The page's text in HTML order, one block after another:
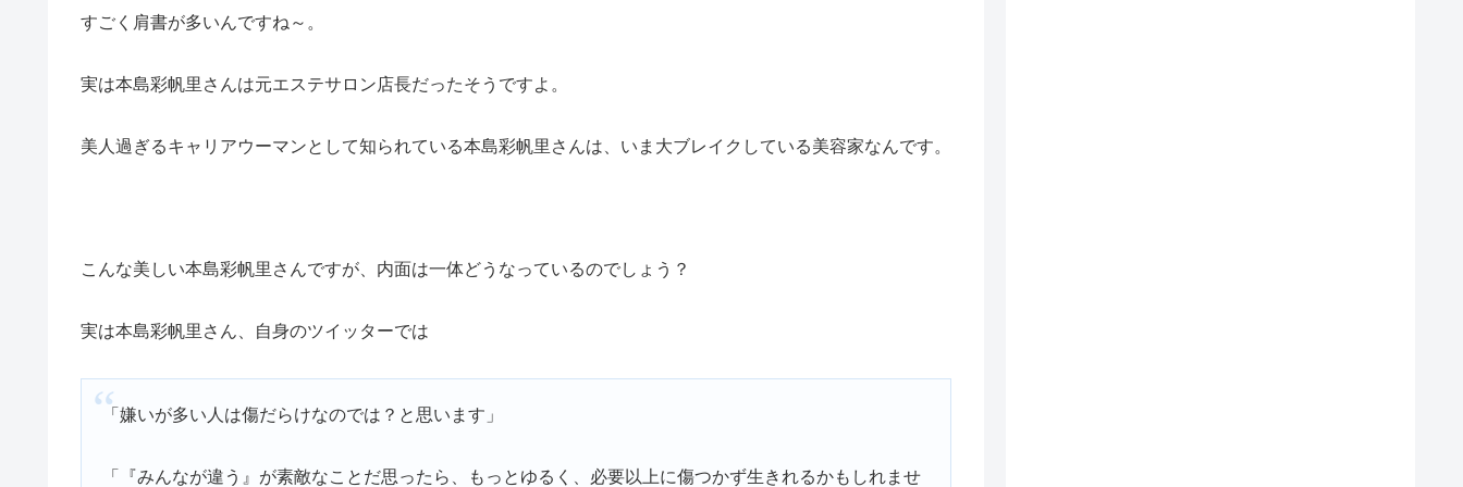
すごく肩書が多いんですね～。
実は本島彩帆里さんは元エステサロン店長だったそうですよ。
美人過ぎるキャリアウーマンとして知られている本島彩帆里さんは、いま大ブレイクしている美容家なんです。
こんな美しい本島彩帆里さんですが、内面は一体どうなっているのでしょう？
実は本島彩帆里さん、自身のツイッターでは
「嫌いが多い人は傷だらけなのでは？と思います」
「『みんなが違う』が素敵なことだ思ったら、もっとゆるく、必要以上に傷つかず生きれるかもしれませ